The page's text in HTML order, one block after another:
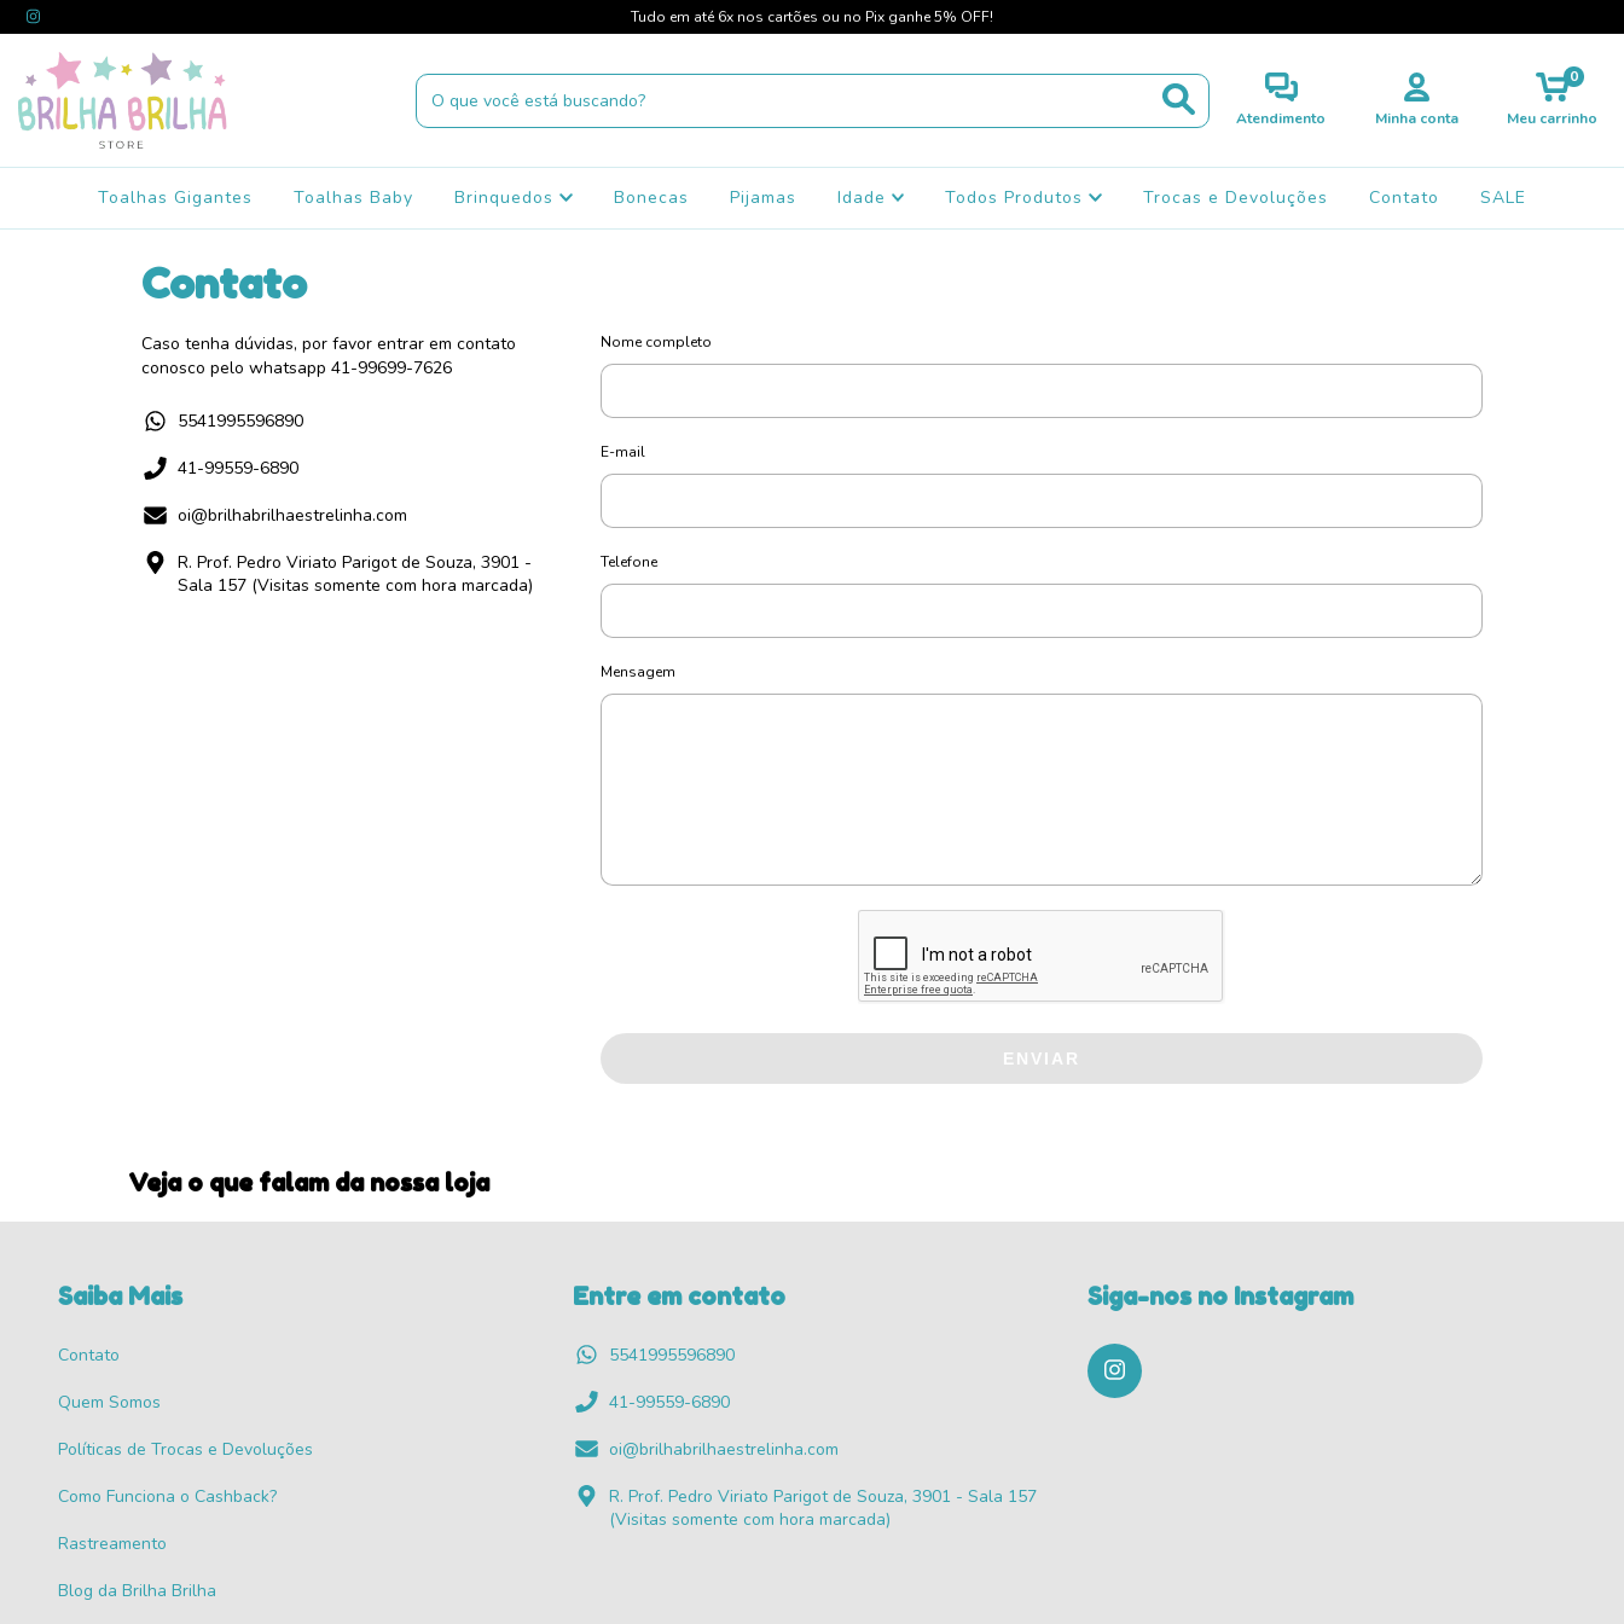
Tudo em até 6x nos cartões ou no Pix ganhe 5% OFF!
Atendimento Minha conta Meu carrinho
0
Toalhas Gigantes Toalhas Baby Brinquedos Bonecas Pijamas Idade Todos Produtos Trocas e Devoluções Contato SALE
Contato
Caso tenha dúvidas, por favor entrar em contato
conosco pelo whatsapp 41-99699-7626
5541995596890
41-99559-6890
oi@brilhabrilhaestrelinha.com
R. Prof. Pedro Viriato Parigot de Souza, 3901 -
Sala 157 (Visitas somente com hora marcada)
Nome completo
E-mail
Telefone
Mensagem
ENVIAR
Veja o que falam da nossa loja
Saiba Mais
Contato
Quem Somos
Políticas de Trocas e Devoluções
Como Funciona o Cashback?
Rastreamento
Blog da Brilha Brilha
Entre em contato
5541995596890
41-99559-6890
oi@brilhabrilhaestrelinha.com
R. Prof. Pedro Viriato Parigot de Souza, 3901 - Sala 157
(Visitas somente com hora marcada)
Siga-nos no Instagram